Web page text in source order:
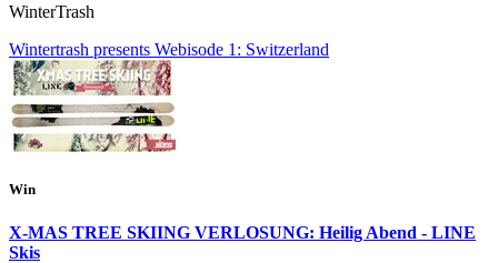
WinterTrash
Wintertrash presents Webisode 1: Switzerland
Win
X-MAS TREE SKIING VERLOSUNG: Heilig Abend - LINE
Skis